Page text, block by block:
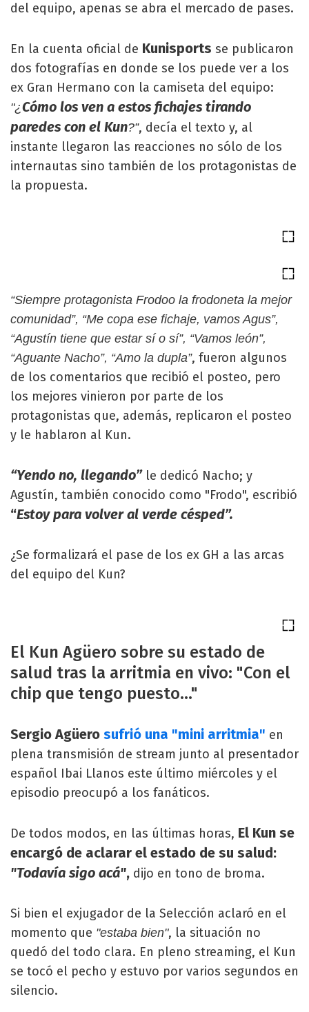
del equipo, apenas se abra el mercado de pases.
En la cuenta oficial de Kunisports se publicaron
dos fotografías en donde se los puede ver a los
ex Gran Hermano con la camiseta del equipo:
"¿Cómo los ven a estos fichajes tirando
paredes con el Kun?”, decía el texto y, al
instante llegaron las reacciones no sólo de los
internautas sino también de los protagonistas de
la propuesta.
“Siempre protagonista Frodoo la frodoneta la mejor
comunidad”, “Me copa ese fichaje, vamos Agus”,
“Agustín tiene que estar sí o sí”, “Vamos león”,
“Aguante Nacho”, “Amo la dupla”, fueron algunos
de los comentarios que recibió el posteo, pero
los mejores vinieron por parte de los
protagonistas que, además, replicaron el posteo
y le hablaron al Kun.
“Yendo no, llegando”le dedicó Nacho; y
Agustín, también conocido como "Frodo", escribió
“Estoy para volver al verde césped”.
¿Se formalizará el pase de los ex GH a las arcas
del equipo del Kun?
El Kun Agüero sobre su estado de
salud tras la arritmia en vivo: "Con el
chip que tengo puesto..."
Sergio Agüero sufrió una "mini arritmia" en
plena transmisión de stream junto al presentador
español Ibai Llanos este último miércoles y el
episodio preocupó a los fanáticos.
De todos modos, en las últimas horas, El Kun se
encargó de aclarar el estado de su salud:
"Todavía sigo acá", dijo en tono de broma.
Si bien el exjugador de la Selección aclaró en el
momento que "estaba bien", la situación no
quedó del todo clara. En pleno streaming, el Kun
se tocó el pecho y estuvo por varios segundos en
silencio.